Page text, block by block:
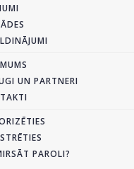
UN PARTNERI
PAROLI?